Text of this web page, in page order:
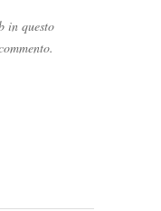
in questo